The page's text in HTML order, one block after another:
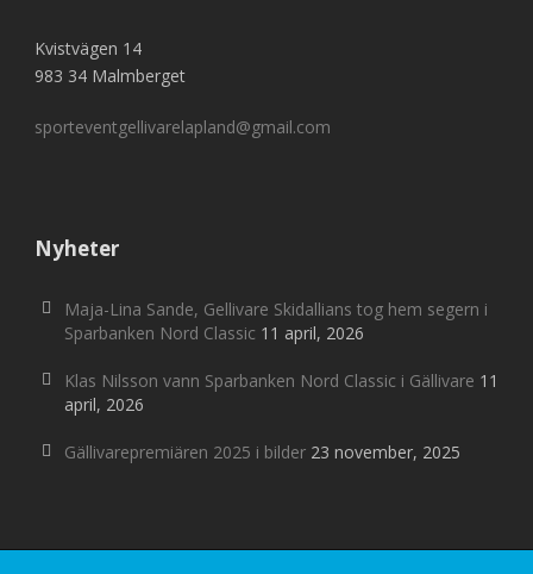
Kvistvägen 14
983 34 Malmberget
sporteventgellivarelapland@gmail.com
Nyheter
Maja-Lina Sande, Gellivare Skidallians tog hem segern i
Sparbanken Nord Classic 11 april, 2026
Klas Nilsson vann Sparbanken Nord Classic i Gällivare 11
april, 2026
Gällivarepremiären 2025 i bilder 23 november, 2025